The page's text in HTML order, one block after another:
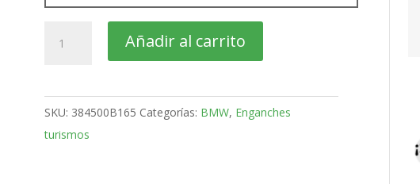
Serie
Coupe
Bola
fija
Añadir al carrito
SKU: 384500B165 Categorías: BMW, Enganches
turismos